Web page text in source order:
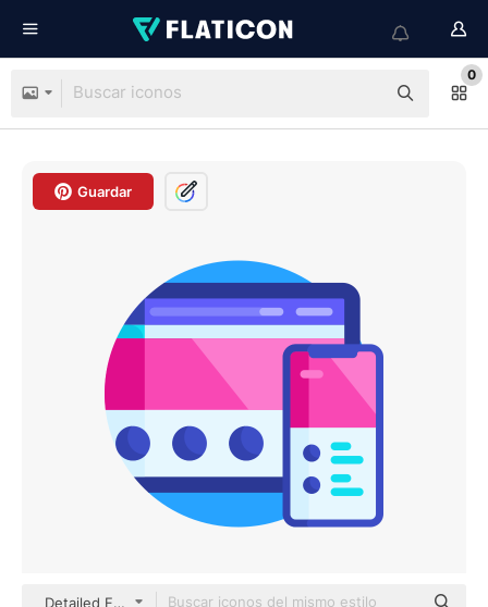
0
Guardar
Detailed Flat Circular Flat